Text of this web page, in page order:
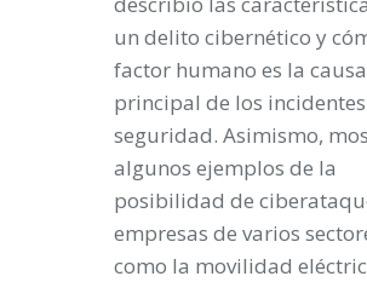
un delito cibernético y
factor humano es la causa
principal de los
seguridad. Asimismo,
algunos ejemplos de la
posibilidad de
empresas de varios
como la movilidad